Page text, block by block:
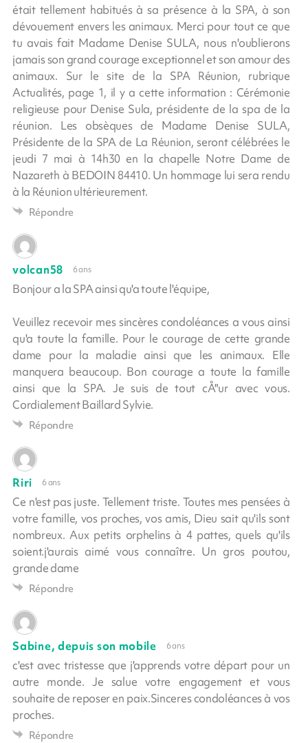
était tellement habitués à sa présence à la SPA, à son
dévouement envers les animaux. Merci pour tout ce que
tu avais fait Madame Denise SULA, nous n'oublierons
jamais son grand courage exceptionnel et son amour des
animaux. Sur le site de la SPA Réunion, rubrique
Actualités, page 1, il y a cette information : Cérémonie
religieuse pour Denise Sula, présidente de la spa de la
réunion. Les obsèques de Madame Denise SULA,
Présidente de la SPA de La Réunion, seront célébrées le
jeudi 7 mai à 14h30 en la chapelle Notre Dame de
Nazareth à BEDOIN 84410. Un hommage lui sera rendu
à la Réunion ultérieurement.
Répondre
volcan58 6 ans
Bonjour a la SPA ainsi qu'a toute l'équipe,
Veuillez recevoir mes sincères condoléances a vous ainsi
qu'a toute la famille. Pour le courage de cette grande
dame pour la maladie ainsi que les animaux. Elle
manquera beaucoup. Bon courage a toute la famille
ainsi que la SPA. Je suis de tout cÅ"ur avec vous.
Cordialement Baillard Sylvie.
Répondre
Riri 6 ans
Ce n'est pas juste. Tellement triste. Toutes mes pensées à
votre famille, vos proches, vos amis, Dieu sait qu'ils sont
nombreux. Aux petits orphelins à 4 pattes, quels qu'ils
soient.j'aurais aimé vous connaître. Un gros poutou,
grande dame
Répondre
Sabine, depuis son mobile 6 ans
c'est avec tristesse que j'apprends votre départ pour un
autre monde. Je salue votre engagement et vous
souhaite de reposer en paix.Sinceres condoléances à vos
proches.
Répondre